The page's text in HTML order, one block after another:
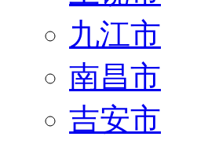
九江市
南昌市
吉安市